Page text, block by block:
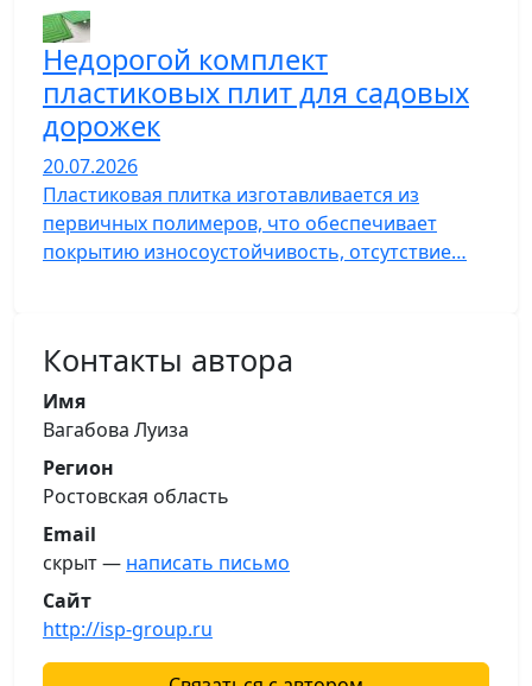
Недорогой комплект
пластиковых плит для садовых
дорожек
20.07.2026
Пластиковая плитка изготавливается из
первичных полимеров, что обеспечивает
покрытию износоустойчивость, отсутствие…
Контакты автора
Имя
Вагабова Луиза
Регион
Ростовская область
Email
скрыт — написать письмо
Сайт
http://isp-group.ru